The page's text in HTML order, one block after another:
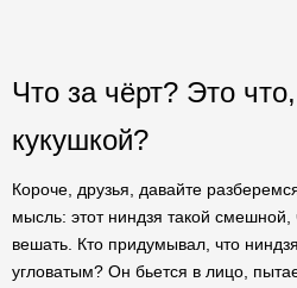
Что за чёрт? Это
кукушкой?
Короче, друзья, давайте
мысль: этот ниндзя такой смешной,
вешать. Кто придумывал, что
угловатым? Он бьется в лицо,